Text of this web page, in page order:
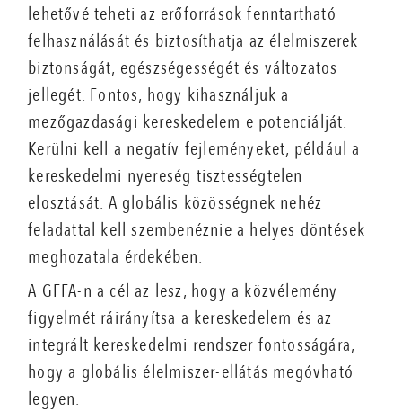
lehetővé teheti az erőforrások fenntartható
felhasználását és biztosíthatja az élelmiszerek
biztonságát, egészségességét és változatos
jellegét. Fontos, hogy kihasználjuk a
mezőgazdasági kereskedelem e potenciálját.
Kerülni kell a negatív fejleményeket, például a
kereskedelmi nyereség tisztességtelen
elosztását. A globális közösségnek nehéz
feladattal kell szembenéznie a helyes döntések
meghozatala érdekében.
A GFFA-n a cél az lesz, hogy a közvélemény
figyelmét ráirányítsa a kereskedelem és az
integrált kereskedelmi rendszer fontosságára,
hogy a globális élelmiszer-ellátás megóvható
legyen.